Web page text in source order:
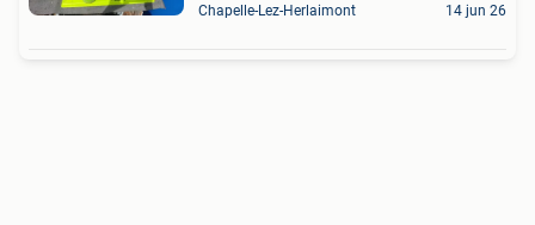
Chapelle-Lez-Herlaimont 14 jun 26